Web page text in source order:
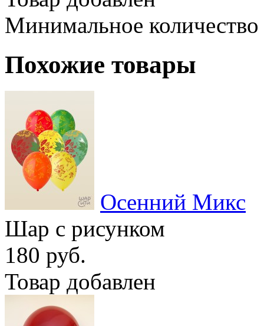
Минимальное
Похожие товары
Осенний Микс
Шар с рисунком
180 руб.
Товар добавлен